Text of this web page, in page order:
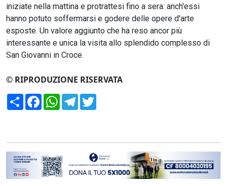
iniziate nella mattina e protrattesi fino a sera: anch'essi
hanno potuto soffermarsi e godere delle opere d'arte
esposte. Un valore aggiunto che ha reso ancor più
interessante e unica la visita allo splendido complesso di
San Giovanni in Croce.
© RIPRODUZIONE RISERVATA
CondividiFacebookWhatsApp
Telegram